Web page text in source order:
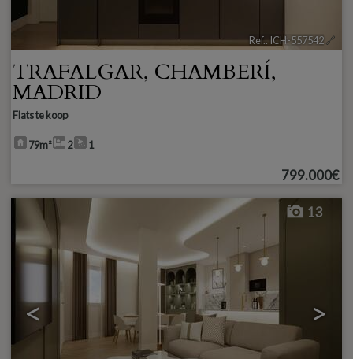
Ref.. ICH-557542🔗
TRAFALGAR, CHAMBERÍ,
MADRID
Flats te koop
79m² 2 1
799.000€
< >
13